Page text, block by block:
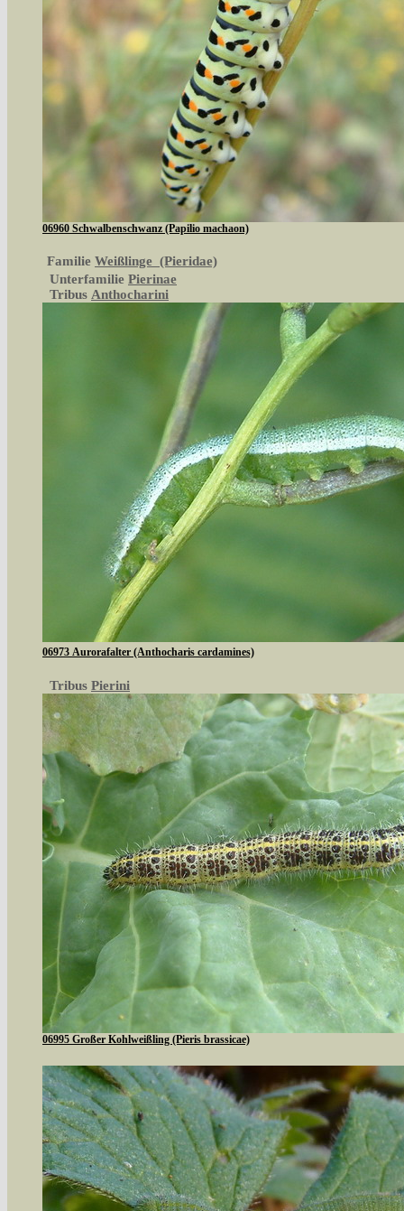
06960 Schwalbenschwanz (Papilio machaon)
Familie Weißlinge (Pieridae)
Unterfamilie Pierinae
Tribus Anthocharini
06973 Aurorafalter (Anthocharis cardamines)
Tribus Pierini
06995 Großer Kohlweißling (Pieris brassicae)